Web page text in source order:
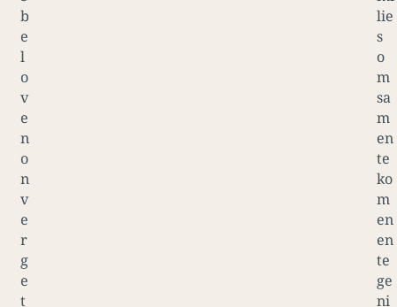
b
e
l
o
v
e
n
o
n
v
e
r
g
e
t
lie
s
o
m
sa
m
en
te
ko
m
en
en
te
ge
ni